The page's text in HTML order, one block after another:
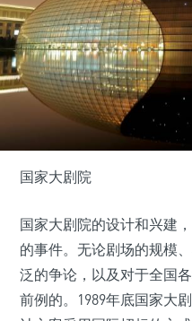
国家大剧院
国家大剧院的设计和兴建
的事件。无论剧场的规模
泛的争论，以及对于全国
前例的。1989年底国家大